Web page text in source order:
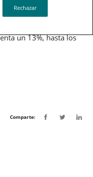
ingresos por
un 13%, hasta los
Comparte:
Rechazar